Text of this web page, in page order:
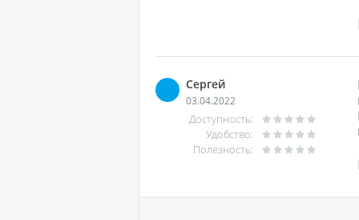
Сергей
03.04.2022
Доступность:
Удобство:
Полезность: